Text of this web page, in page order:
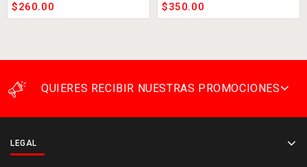
$260.00 $350.00
QUIERES RECIBIR NUESTRAS PROMOCIONES
LEGAL